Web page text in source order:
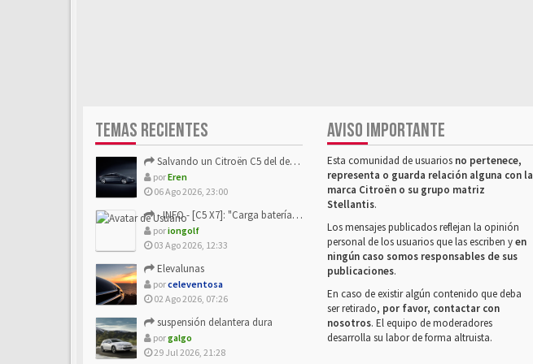
TEMAS RECIENTES
Salvando un Citroën C5 del desguace: Presentación y seguimiento
porEren
06 Ago 2026, 23:00
- INFO - [C5 X7]: "Carga batería o alimentación eléctri...
poriongolf
03 Ago 2026, 12:33
Elevalunas
porceleventosa
02 Ago 2026, 07:26
suspensión delantera dura
porgalgo
29 Jul 2026, 21:28
AVISO IMPORTANTE
Esta comunidad de usuarios no pertenece,
representa o guarda relación alguna con la
marca Citroën o su grupo matriz
Stellantis.
Los mensajes publicados reflejan la opinión
personal de los usuarios que las escriben yen
ningún caso somos responsables de sus
publicaciones.
En caso de existir algún contenido que deba
ser retirado, por favor, contactar con
nosotros. El equipo de moderadores
desarrolla su labor de forma altruista.